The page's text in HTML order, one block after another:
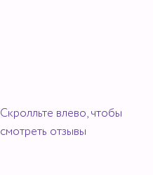
Скролльте влево, чтобы
смотреть отзывы